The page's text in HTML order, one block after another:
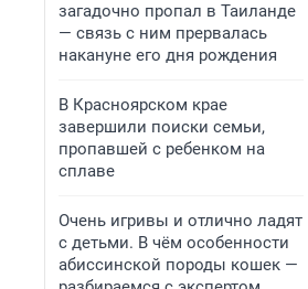
загадочно пропал в Таиланде
— связь с ним прервалась
накануне его дня рождения
В Красноярском крае
завершили поиски семьи,
пропавшей с ребенком на
сплаве
Очень игривы и отлично ладят
с детьми. В чём особенности
абиссинской породы кошек —